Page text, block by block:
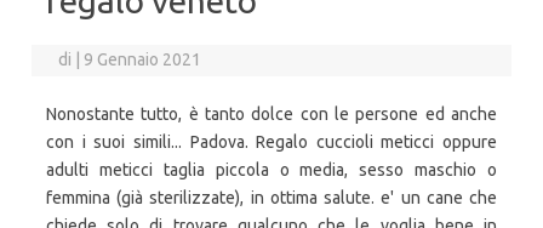
di 9 Gennaio 2021
Nonostante tutto, è tanto dolce con le persone ed anche
con i suoi simili... Padova. Regalo cuccioli meticci oppure
adulti meticci taglia piccola o media, sesso maschio o
femmina (già sterilizzate), in ottima salute. e' un cane che